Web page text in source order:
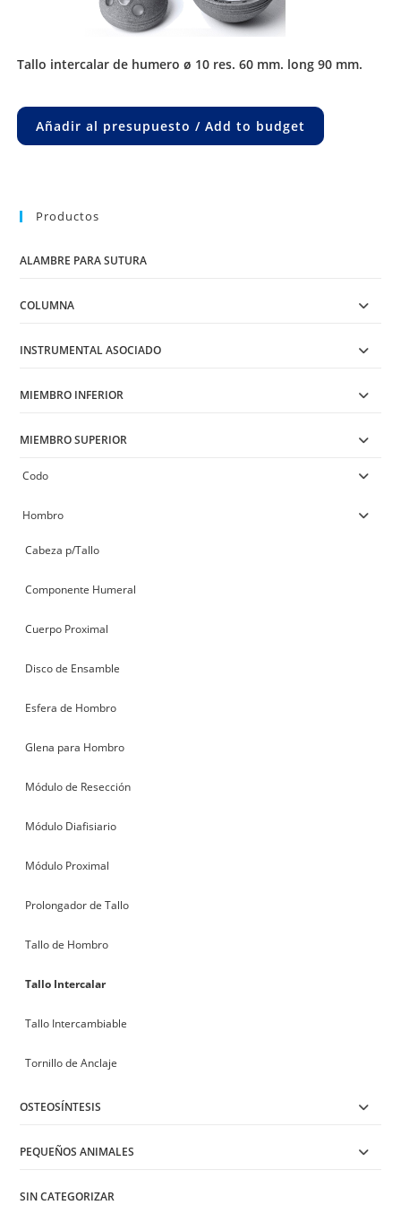
tallo intercalar de humero ø 10 res. 60 mm. long 90 mm.
Añadir al presupuesto / Add to budget
Productos
ALAMBRE PARA SUTURA
COLUMNA
INSTRUMENTAL ASOCIADO
MIEMBRO INFERIOR
MIEMBRO SUPERIOR
Codo
Hombro
Cabeza p/Tallo
Componente Humeral
Cuerpo Proximal
Disco de Ensamble
Esfera de Hombro
Glena para Hombro
Módulo de Resección
Módulo Diafisiario
Módulo Proximal
Prolongador de Tallo
Tallo de Hombro
Tallo Intercalar
Tallo Intercambiable
Tornillo de Anclaje
OSTEOSÍNTESIS
PEQUEÑOS ANIMALES
SIN CATEGORIZAR